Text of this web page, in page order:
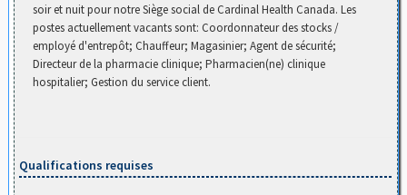
soir et nuit pour notre Siège social de Cardinal Health Canada. Les
postes actuellement vacants sont: Coordonnateur des stocks /
employé d'entrepôt; Chauffeur; Magasinier; Agent de sécurité;
Directeur de la pharmacie clinique; Pharmacien(ne) clinique
hospitalier; Gestion du service client.
Qualifications requises